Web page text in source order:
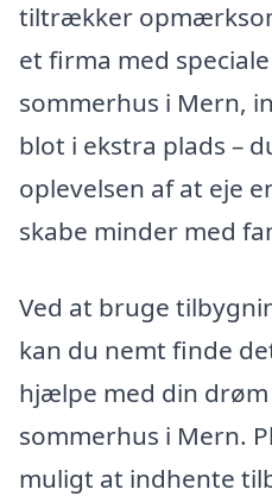
tiltrækker
et firma med
sommerhus i Mern,
blot i ekstra plads –
oplevelsen af at eje
skabe minder med
Ved at bruge
kan du nemt finde
hjælpe med din
sommerhus i Mern.
muligt at indhente